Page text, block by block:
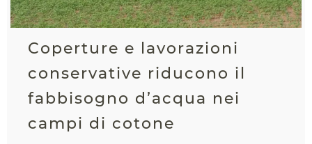
Coperture e lavorazioni
conservative riducono il
fabbisogno d’acqua nei
campi di cotone